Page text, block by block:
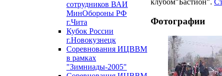
сотрудников ВАИ
МинОбороны РФ
г.Чита
Кубок России
г.Новокузнецк
Соревнования ИЦВВМ
в рамках
"Зимниады-2005"
Фотографии